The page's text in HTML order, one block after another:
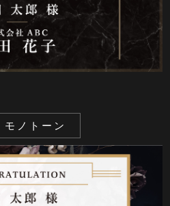
モノトーン